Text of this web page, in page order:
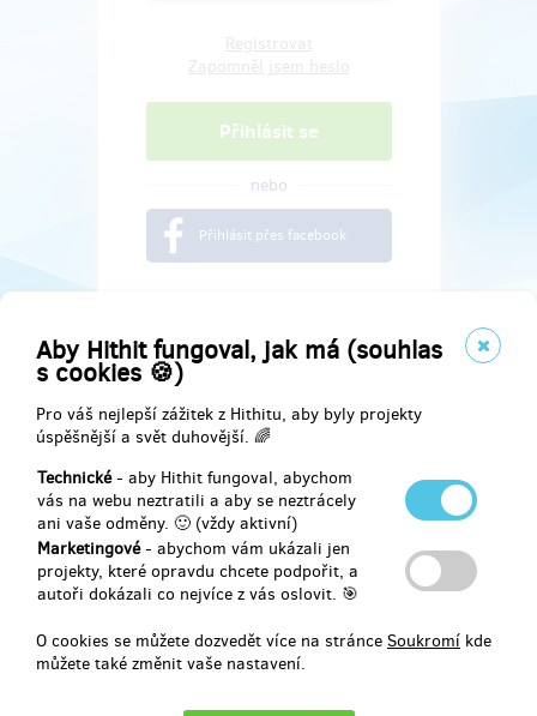
Aby Hithit fungoval, jak má (souhlas
s cookies 🍪)
Pro váš nejlepší zážitek z Hithitu, aby byly projekty
úspěšnější a svět duhovější. 🌈
Technické- aby Hithit fungoval, abychom
vás na webu neztratili a aby se neztrácely
ani vaše odměny. 🙂 (vždy aktivní)
Marketingové- abychom vám ukázali jen
projekty, které opravdu chcete podpořit, a
autoři dokázali co nejvíce z vás oslovit. 🎯
O cookies se můžete dozvedět více na stránce Soukromí kde
můžete také změnit vaše nastavení.
nebo
Přihlásit přes facebook
Najdete nás na